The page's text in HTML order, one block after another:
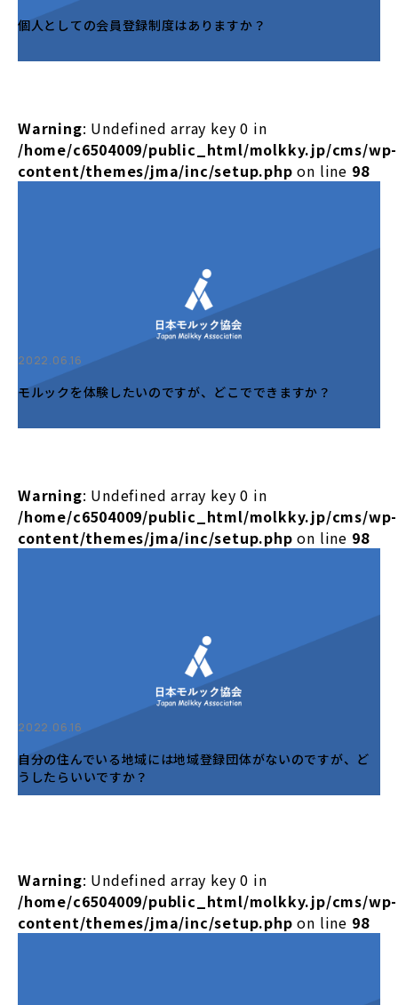
個人としての会員登録制度はありますか？
Warning: Undefined array key 0 in
/home/c6504009/public_html/molkky.jp/cms/wp-
content/themes/jma/inc/setup.php on line 98
2022.06.16
モルックを体験したいのですが、どこでできますか？
Warning: Undefined array key 0 in
/home/c6504009/public_html/molkky.jp/cms/wp-
content/themes/jma/inc/setup.php on line 98
2022.06.16
自分の住んでいる地域には地域登録団体がないのですが、ど
うしたらいいですか？
Warning: Undefined array key 0 in
/home/c6504009/public_html/molkky.jp/cms/wp-
content/themes/jma/inc/setup.php on line 98